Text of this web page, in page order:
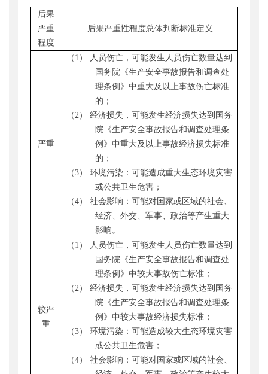
后果
严重
程度
后果严重性程度总体判断标准定义
严重
（1） 人员伤亡，可能发生人员伤亡数量达到
国务院《生产安全事故报告和调查处
理条例》中重大及 以上事故伤亡标准
的 ；
（2）经济损失，可能发生经济损失达到国务
院《生产安全事故报告和调查处理条
例》中重大及 以上事故经济损失标准
的；
（3）环境污染：可能造成重大生态环境灾害
或公共卫生危害 ；
（4）社会影响：可能对国家或区域的社会、
经济、外交、军事、政治等产生重大
影响。
较严
重
（1） 人员伤亡，可能发生人员伤亡数量达到
国务院《生产安全事故报告和调查处
理条例》中较大事故伤亡标准；
（2）经济损失，可能发生经济损失达到国务
院《生产安全事故报告和调查处理条
例》中较大事故经济损失标准 ；
（3）环境污染：可能造成较大生态环境灾害
或公共卫生危害 ；
（4）社会影响：可能对国家或区域的社会、